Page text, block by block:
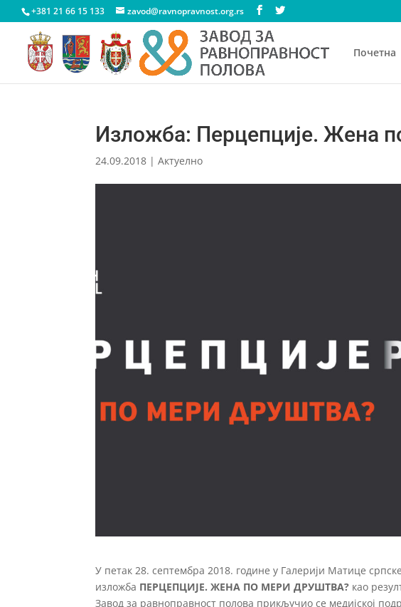
+381 21 66 15 133 zavod@ravnopravnost.org.rs
Почетна
Изложба: Перцепције. Жена
24.09.2018 |Актуелно
У петак 28. септембра 2018. године у Галерији Матице
изложба ПЕРЦЕПЦИЈЕ. ЖЕНА ПО МЕРИ ДРУШТВА? као
Завод за равноправност полова прикључио се медијској